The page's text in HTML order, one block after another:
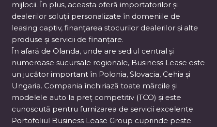
mijlocii. În plus, aceasta oferă importatorilor și
dealerilor soluții personalizate în domeniile de
leasing captiv, finanțarea stocurilor dealerilor și alte
produse și servicii de finanțare.
În afară de Olanda, unde are sediul central și
numeroase sucursale regionale, Business Lease este
un jucător important în Polonia, Slovacia, Cehia și
Ungaria. Compania închiriază toate mărcile și
modelele auto la preț competitiv (TCO) și este
cunoscută pentru furnizarea de servicii excelente.
Portofoliul Business Lease Group cuprinde peste